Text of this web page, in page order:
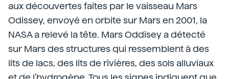
aux découvertes faites par le vaisseau Mars
Odissey, envoyé en orbite sur Mars en 2001, la
NASA a relevé la tête. Mars Oddisey a détecté
sur Mars des structures qui ressemblent à des
lits de lacs, des lits de rivières, des sols alluviaux